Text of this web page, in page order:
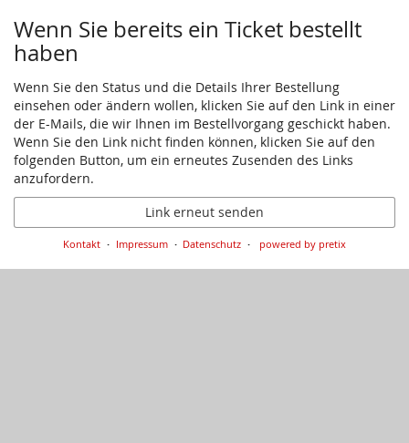
Wenn Sie bereits ein Ticket bestellt
haben
Wenn Sie den Status und die Details Ihrer Bestellung
einsehen oder ändern wollen, klicken Sie auf den Link in einer
der E-Mails, die wir Ihnen im Bestellvorgang geschickt haben.
Wenn Sie den Link nicht finden können, klicken Sie auf den
folgenden Button, um ein erneutes Zusenden des Links
anzufordern.
Link erneut senden
Kontakt Impressum Datenschutz powered by pretix